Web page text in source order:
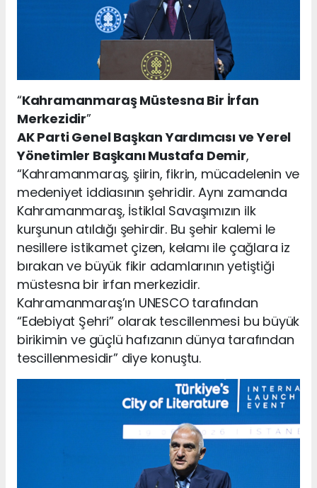
“Kahramanmaraş Müstesna Bir İrfan
Merkezidir”
AK Parti Genel Başkan Yardımcısı ve Yerel
Yönetimler Başkanı Mustafa Demir,
“Kahramanmaraş, şiirin, fikrin, mücadelenin ve
medeniyet iddiasının şehridir. Aynı zamanda
Kahramanmaraş, İstiklal Savaşımızın ilk
kurşunun atıldığı şehirdir. Bu şehir kalemi le
nesillere istikamet çizen, kelamı ile çağlara iz
bırakan ve büyük fikir adamlarının yetiştiği
müstesna bir irfan merkezidir.
Kahramanmaraş’ın UNESCO tarafından
“Edebiyat Şehri” olarak tescillenmesi bu büyük
birikimin ve güçlü hafızanın dünya tarafından
tescillenmesidir” diye konuştu.